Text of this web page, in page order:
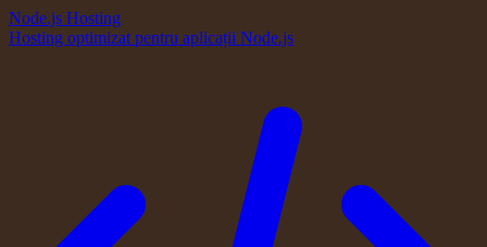
Node.js Hosting
Hosting optimizat pentru aplicații Node.js